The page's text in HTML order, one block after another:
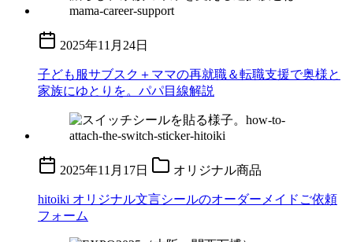
2025年11月24日
子ども服サブスク＋ママの再就職＆転職支援で奥様と
家族にゆとりを。パパ目線解説
2025年11月17日 オリジナル商品
hitoiki オリジナル文言シールのオーダーメイドご依頼
フォーム